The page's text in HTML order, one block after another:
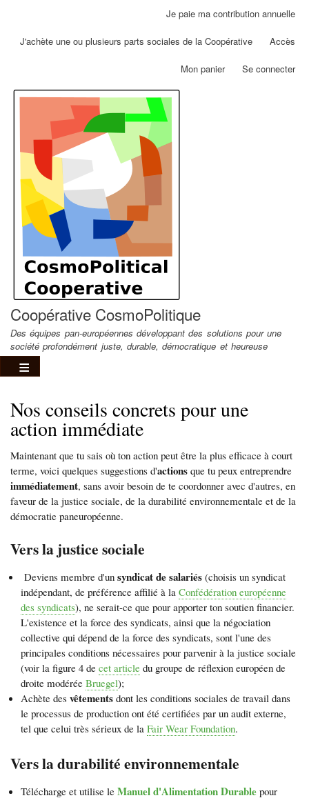
Aller
contenu
Je paie ma contribution annuelle
J'achète une ou plusieurs parts sociales de la Coopérative Accès
Mon panier Se connecter
Coopérative CosmoPolitique
Des équipes pan-européennes développant des solutions pour une
société profondément juste, durable, démocratique et heureuse
Nos conseils concrets pour une
action immédiate
Maintenant que tu sais où ton action peut être la plus efficace à court
terme, voici quelques suggestions d'actions que tu peux entreprendre
immédiatement, sans avoir besoin de te coordonner avec d'autres, en
faveur de la justice sociale, de la durabilité environnementale et de la
démocratie paneuropéenne.
Vers la justice sociale
Deviens membre d'un syndicat de salariés (choisis un syndicat
indépendant, de préférence affilié à la Confédération européenne
des syndicats), ne serait-ce que pour apporter ton soutien financier.
L'existence et la force des syndicats, ainsi que la négociation
collective qui dépend de la force des syndicats, sont l'une des
principales conditions nécessaires pour parvenir à la justice sociale
(voir la figure 4 de cet article du groupe de réflexion européen de
droite modérée Bruegel);
Achète des vêtements dont les conditions sociales de travail dans
le processus de production ont été certifiées par un audit externe,
tel que celui très sérieux de la Fair Wear Foundation.
Vers la durabilité environnementale
Télécharge et utilise le Manuel d'Alimentation Durable pour